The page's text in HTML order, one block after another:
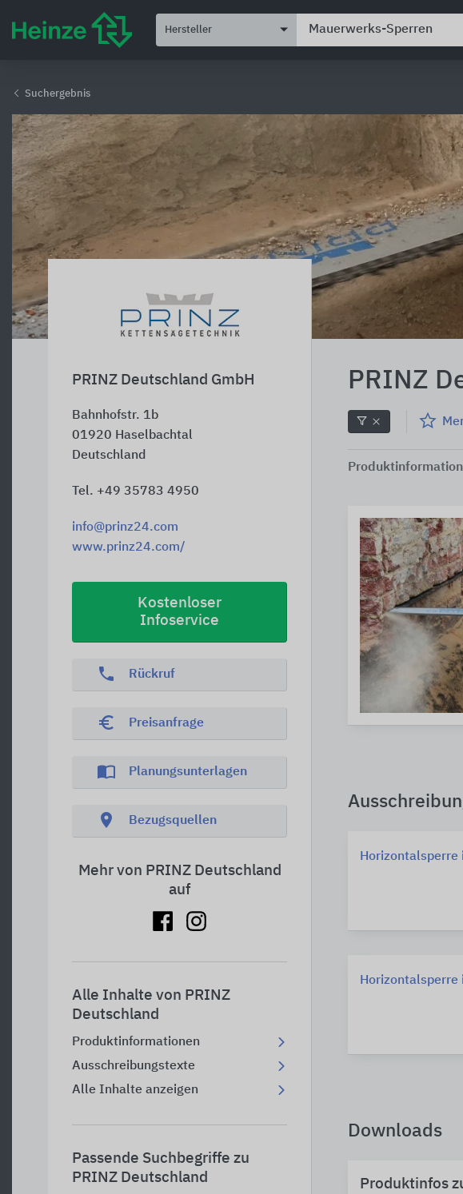
Hersteller
Suchergebnis
PRINZ Deutschland GmbH
Bahnhofstr. 1b
01920 Haselbachtal
Deutschland
Tel. +49 35783 4950
info@prinz24.com
www.prinz24.com/
Kostenloser
Infoservice
phone Rückruf
euro_symbol Preisanfrage
import_contacts Planungsunterlagen
location_on Bezugsquellen
Mehr von PRINZ Deutschland
auf
Alle Inhalte von PRINZ
Deutschland
Produktinformationen
Ausschreibungstexte
Alle Inhalte anzeigen
Passende Suchbegriffe zu
PRINZ Deutschland
PRINZ
Horizontalsperre
Horizontalsperre
Downloads
Produktinfos